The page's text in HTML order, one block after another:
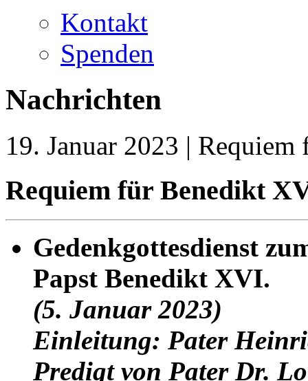
Kontakt
Spenden
Nachrichten
19. Januar 2023 |
Requiem für Benedikt
Gedenkgottesdienst
Papst Benedikt XVI.
(5. Januar 2023)
Einleitung: Pater
Predigt von Pater Dr.